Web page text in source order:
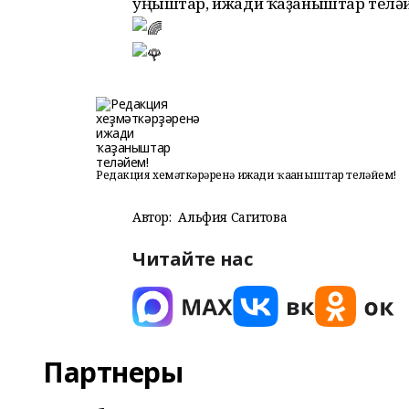
Редакция хеҙмәткәрҙәренә ижади ҡаҙаныштар теләйем!
Автор: Альфия Сагитова
Читайте нас
Партнеры